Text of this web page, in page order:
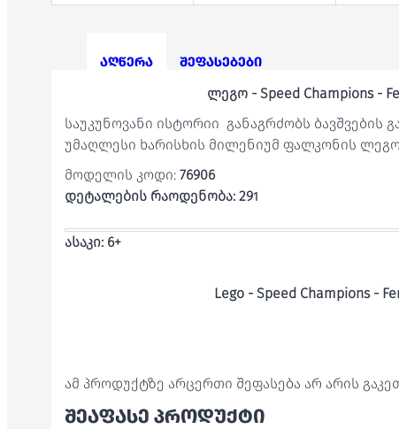
აღწერა შეფასებები
ლეგო - Speed Champions -
საუკუნოვანი ისტორიი განაგრძობს ბავშვების
უმაღლესი ხარისხის მილენიუმ ფალკონის
მოდელის კოდი: 76906
დეტალების რაოდენობა: 291
ასაკი: 6+
Lego - Speed Champions -
ამ პროდუქტზე არცერთი შეფასება არ არის
ᲨᲔᲐᲤᲐᲡᲔ ᲞᲠᲝᲓᲣᲥᲢᲘ